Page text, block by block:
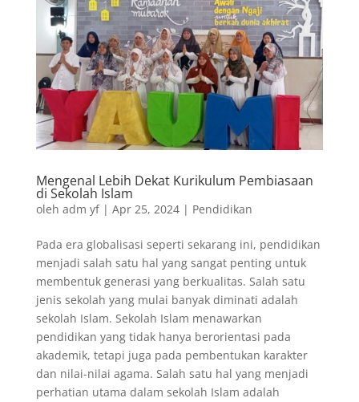
b
o
o
k
d
I
n
e
r
e
s
t
s
A
p
p
e
Mengenal Lebih Dekat Kurikulum Pembiasaan
di Sekolah Islam
oleh adm yf| Apr 25, 2024| Pendidikan
Pada era globalisasi seperti sekarang ini, pendidikan
menjadi salah satu hal yang sangat penting untuk
membentuk generasi yang berkualitas. Salah satu
jenis sekolah yang mulai banyak diminati adalah
sekolah Islam. Sekolah Islam menawarkan
pendidikan yang tidak hanya berorientasi pada
akademik, tetapi juga pada pembentukan karakter
dan nilai-nilai agama. Salah satu hal yang menjadi
perhatian utama dalam sekolah Islam adalah